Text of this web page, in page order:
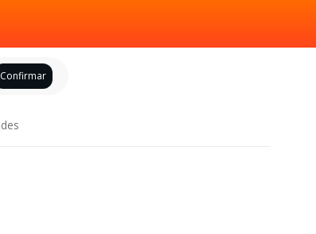
Confirmar